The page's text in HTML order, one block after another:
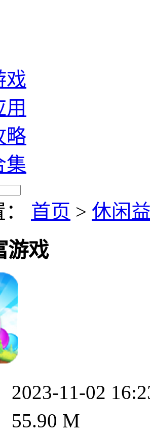
戏
略
集
首页 > 休闲
游戏
2023-11-02
55.90 M